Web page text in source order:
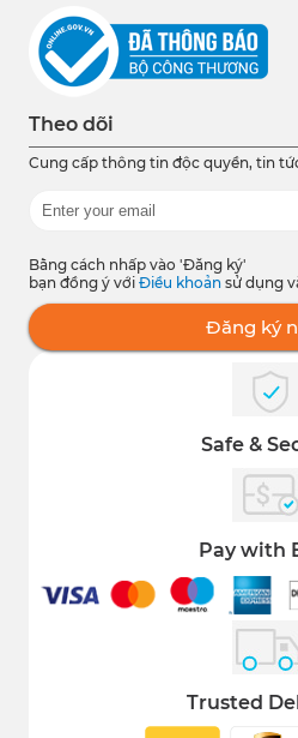
Theo dõi
Cung cấp thông tin độc quyền, tin
Bằng cách nhấp vào 'Đăng ký'
bạn đồng ý với Điều khoản sử dụng
Đăng ký
Safe &
Pay with
Trusted